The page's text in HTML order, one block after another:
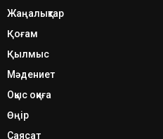
Жаңалықтар
Қоғам
Қылмыс
Мәдениет
Оқыс оқиға
Өңір
Саясат